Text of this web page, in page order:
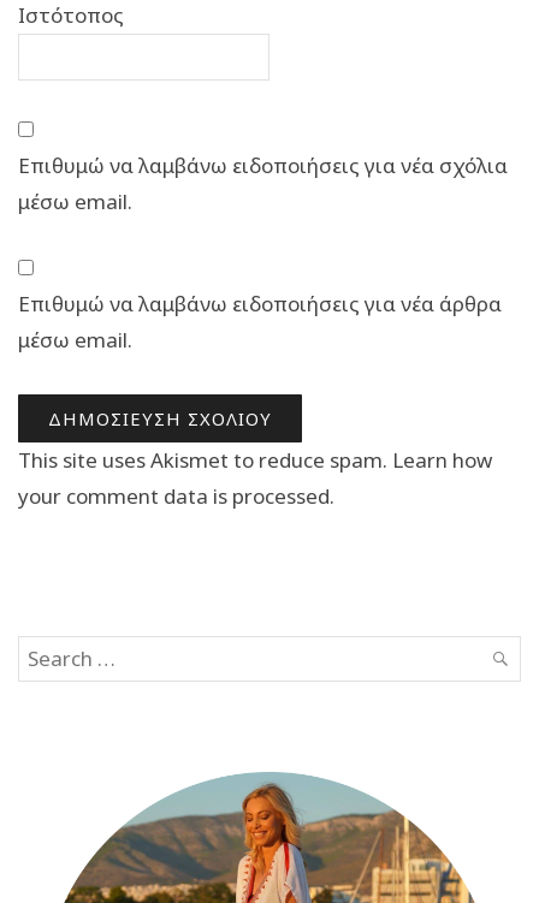
Ιστότοπος
Επιθυμώ να λαμβάνω ειδοποιήσεις για νέα σχόλια
μέσω email.
Επιθυμώ να λαμβάνω ειδοποιήσεις για νέα άρθρα
μέσω email.
This site uses Akismet to reduce spam. Learn how
your comment data is processed.
Search
for: